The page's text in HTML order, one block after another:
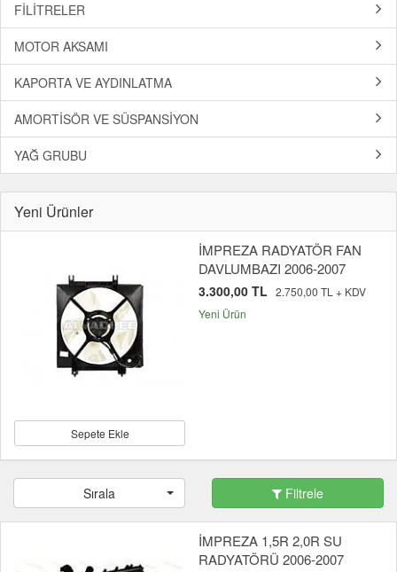
FİLİTRELER
MOTOR AKSAMI
KAPORTA VE AYDINLATMA
AMORTİSÖR VE SÜSPANSİYON
YAĞ GRUBU
Yeni Ürünler
Sepete Ekle
İMPREZA RADYATÖR FAN
DAVLUMBAZI 2006-2007
3.300,00 TL 2.750,00 TL + KDV
Yeni Ürün
Sırala Filtrele
İMPREZA 1,5R 2,0R SU
RADYATÖRÜ 2006-2007